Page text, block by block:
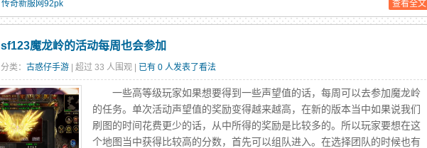
查看全文
传奇新服网92pk
sf123魔龙岭的活动每周也会参加
分类： 古惑仔手游 | 超过 33 人围观 | 已有 0 人发表了看法
一些高等级玩家如果想要得到一些声望值的话，每周可以去参加魔龙岭
的任务。单次活动声望值的奖励变得越来越高，在新的版本当中如果说我们
刷图的时间花费更少的话，从中所得的奖励是比较多的。所以玩家要想在这
个地图当中获得比较高的分数，首先可以组队进入。在选择团队的时候也有